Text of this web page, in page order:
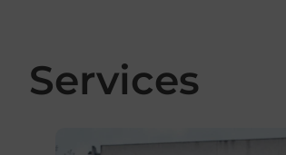
Services